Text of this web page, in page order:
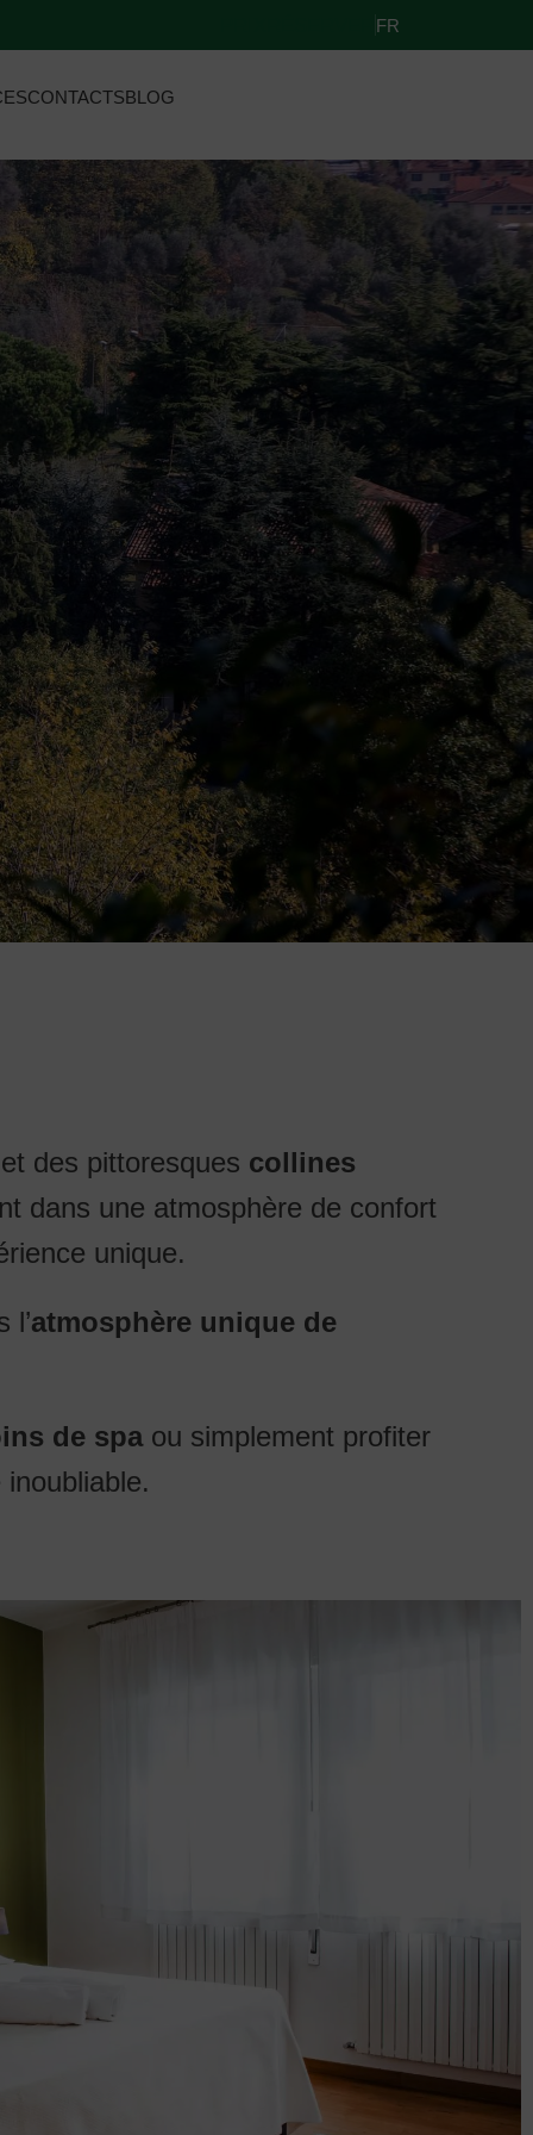
FR
CONTACTSBLOG
des pittoresques collines
dans une atmosphère de confort
unique.
l’atmosphère unique de
de spaou simplement profiter